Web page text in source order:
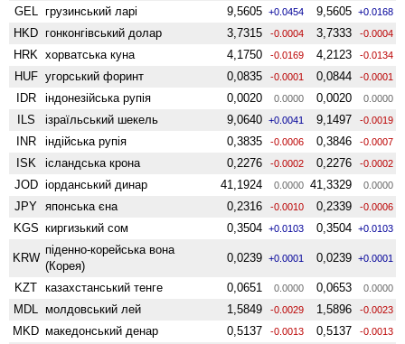
GEL грузинський ларі 9,5605 +0.0454 9,5605 +0.0168
HKD гонконгівський долар 3,7315 -0.0004 3,7333 -0.0004
HRK хорватська куна 4,1750 -0.0169 4,2123 -0.0134
HUF угорський форинт 0,0835 -0.0001 0,0844 -0.0001
IDR індонезійська рупія 0,0020 0.0000 0,0020 0.0000
ILS ізраїльський шекель 9,0640 +0.0041 9,1497 -0.0019
INR індійська рупія 0,3835 -0.0006 0,3846 -0.0007
ISK ісландська крона 0,2276 -0.0002 0,2276 -0.0002
JOD іорданський динар 41,1924 0.0000 41,3329 0.0000
JPY японська єна 0,2316 -0.0010 0,2339 -0.0006
KGS киргизький сом 0,3504 +0.0103 0,3504 +0.0103
KRW
піденно-корейська вона
(Корея)
0,0239 +0.0001 0,0239 +0.0001
KZT казахстанський тенге 0,0651 0.0000 0,0653 0.0000
MDL молдовський лей 1,5849 -0.0029 1,5896 -0.0023
MKD македонський денар 0,5137 -0.0013 0,5137 -0.0013